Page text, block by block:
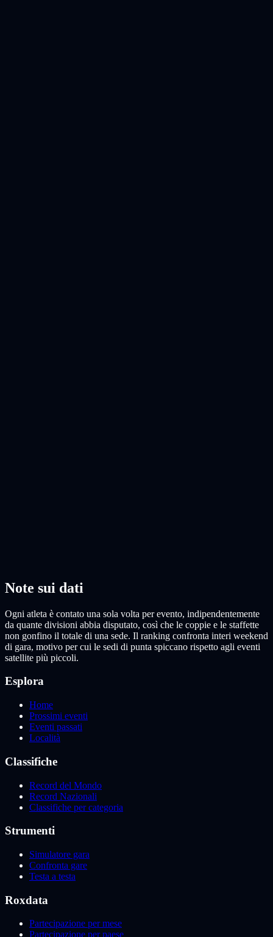
Note sui dati
Ogni atleta è contato una sola volta per evento, indipendentemente
da quante divisioni abbia disputato, così che le coppie e le staffette
non gonfino il totale di una sede. Il ranking confronta interi weekend
di gara, motivo per cui le sedi di punta spiccano rispetto agli eventi
satellite più piccoli.
Esplora
Home
Prossimi eventi
Eventi passati
Località
Classifiche
Record del Mondo
Record Nazionali
Classifiche per categoria
Strumenti
Simulatore gara
Confronta gare
Testa a testa
Roxdata
Partecipazione per mese
Partecipazione per paese